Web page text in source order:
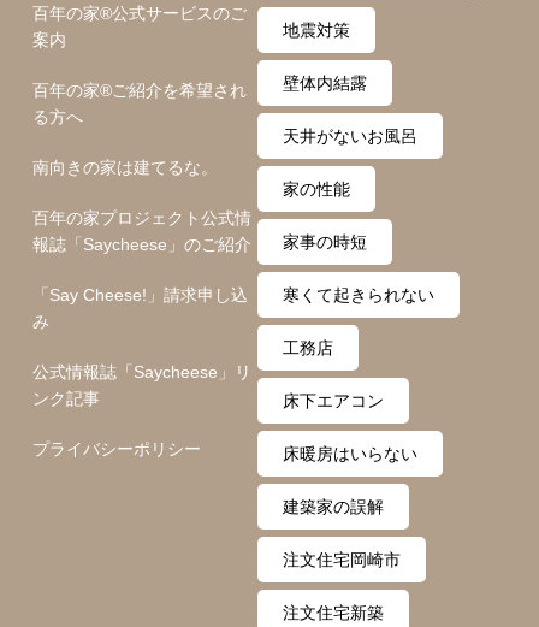
百年の家®️公式サービスのご
案内
百年の家®️ご紹介を希望され
る方へ
南向きの家は建てるな。
百年の家プロジェクト公式情
報誌「Saycheese」のご紹介
「Say Cheese!」請求申し込
み
公式情報誌「Saycheese」リ
ンク記事
プライバシーポリシー
い
地震対策
壁体内結露
天井がないお風呂
家の性能
家事の時短
寒くて起きられない
工務店
床下エアコン
床暖房はいらない
建築家の誤解
注文住宅岡崎市
注文住宅新築